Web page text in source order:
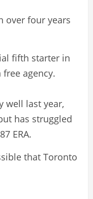
over four years
fifth starter in
free agency.
well last year,
has struggled
ERA.
that Toronto